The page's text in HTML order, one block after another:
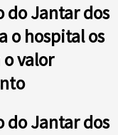
do Jantar dos
o hospital os
valor
do Jantar dos